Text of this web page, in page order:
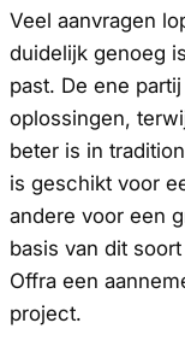
Veel aanvragen
duidelijk genoeg
past. De ene
oplossingen,
beter is in
is geschikt voor
andere voor een
basis van dit
Offra een
project.